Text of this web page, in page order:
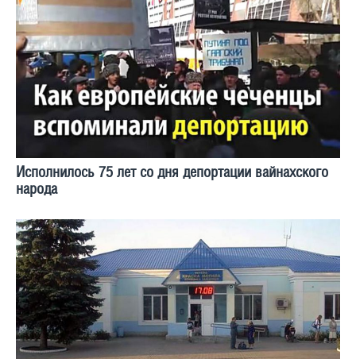
Исполнилось 75 лет со дня депортации вайнахского
народа